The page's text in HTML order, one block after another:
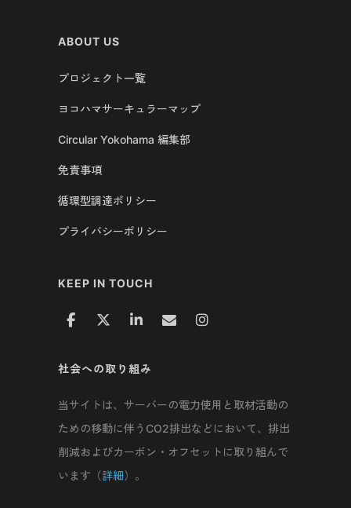
ABOUT US
プロジェクト一覧
ヨコハマサーキュラーマップ
Circular Yokohama 編集部
免責事項
循環型調達ポリシー
プライバシーポリシー
KEEP IN TOUCH
社会への取り組み
当サイトは、サーバーの電力使用と取材活動の
ための移動に伴うCO2排出などにおいて、排出
削減およびカーボン・オフセットに取り組んで
います（詳細）。